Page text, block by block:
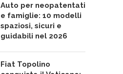
Auto per neopatentati
e famiglie: 10 modelli
spaziosi, sicuri e
guidabili nel 2026
Fiat Topolino